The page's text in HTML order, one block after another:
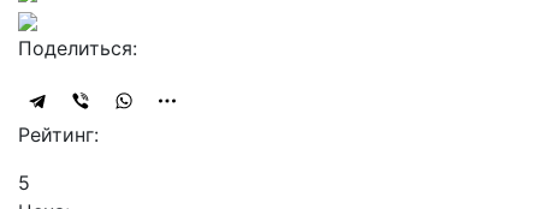
Поделиться:
Рейтинг:
5